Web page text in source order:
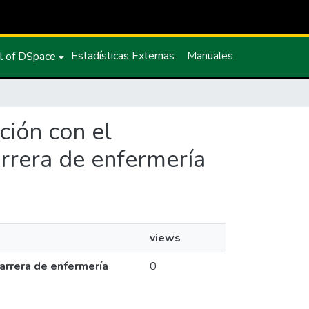
of DSpace Estadísticas Externas Manuales
con el
de enfermería
views
de enfermería
0